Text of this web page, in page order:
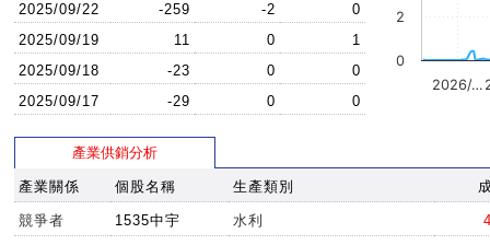
2025/09/22
-259 -2
0
2025/09/19
11 0
1
2025/09/18
-23 0
0
2025/09/17
-29 0 0
2026/…
0
2
產業供銷分析
產業關係 個股名稱 生產類別
競爭者 1535中宇 水利